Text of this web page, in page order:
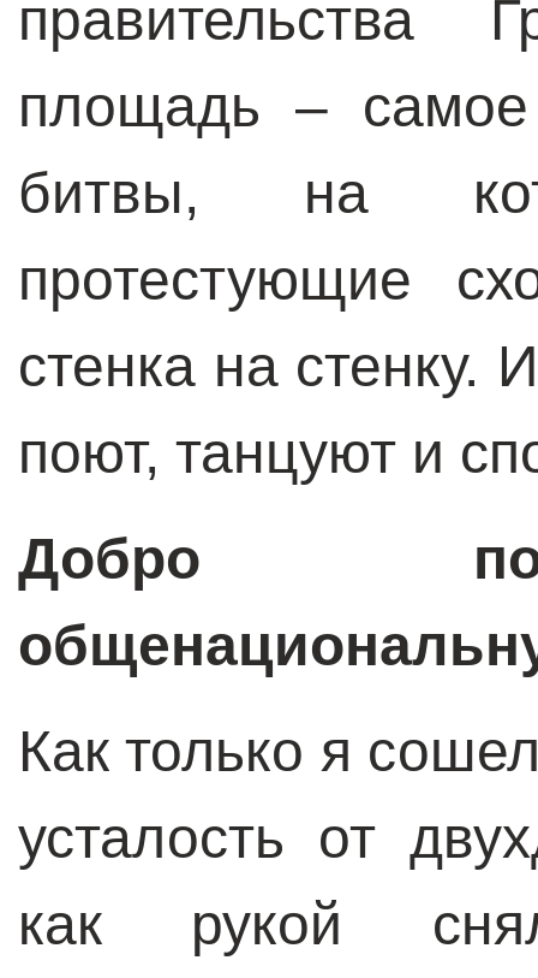
правительства
площадь –
битвы, на
протестующие
стенка на стенку.
поют, танцуют и
Добро
Как только я
усталость от
как рукой